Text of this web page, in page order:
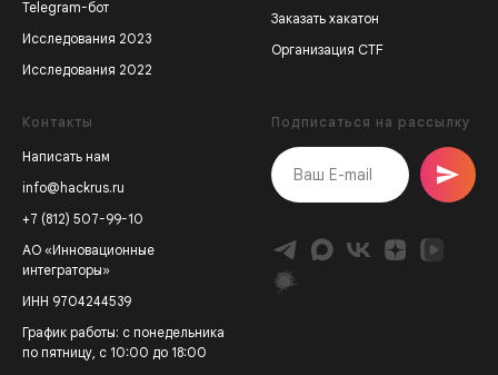
Telegram-бот
Исследования 2023
Исследования 2022
Заказать хакатон
Организация CTF
Контакты
Написать нам
info@hackrus.ru
+7 (812) 507-99-10
АО «Инновационные
интеграторы»
ИНН 9704244539
График работы: с понедельника
по пятницу, с 10:00 до 18:00
Подписаться на рассылку